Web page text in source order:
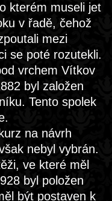
kterém museli jet
v řadě, čehož
mezi
se poté rozutekli.
vrchem Vítkov
byl založen
Tento spolek
na návrh
nebyl vybrán.
ve které měl
byl položen
být postaven k